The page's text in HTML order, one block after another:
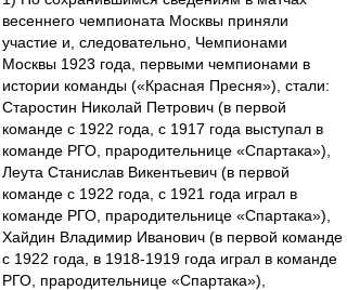
весеннего чемпионата Москвы приняли
участие и, следовательно, Чемпионами
Москвы 1923 года, первыми чемпионами в
истории команды («Красная Пресня»), стали:
Старостин Николай Петрович (в первой
команде с 1922 года, с 1917 года выступал в
команде РГО, прародительнице «Спартака»),
Леута Станислав Викентьевич (в первой
команде с 1922 года, с 1921 года играл в
команде РГО, прародительнице «Спартака»),
Хайдин Владимир Иванович (в первой команде
с 1922 года, в 1918-1919 года играл в команде
РГО, прародительнице «Спартака»),